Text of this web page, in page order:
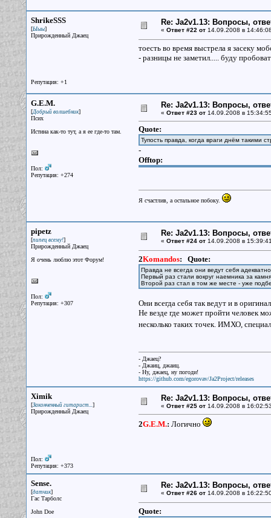
ShrikeSSS
[Ыыы]
Прирожденный Джаец
Репутация: +1
Re: Ja2v1.13: Вопросы,
« Ответ #22 от14.09.2008 в
тоесть во время выстрела я засеку
- разницы не заметил..... буду
G.E.M.
[Добрый волшебник]
Псих
Истина как-то тут, а я ее где-то там.
Пол:
Репутация: +274
Re: Ja2v1.13: Вопросы,
« Ответ #23 от14.09.2008 в
Quote:
Тупость правда, когда враги днём такими
-
Offtop:
Я счастлив, а остальное побоку.
pipetz
[пипец всему!]
Прирожденный Джаец
Я очень люблю этот Форум!
Пол:
Репутация: +307
Re: Ja2v1.13: Вопросы,
« Ответ #24 от14.09.2008 в
2Komandos: Quote:
Правда не всегда они ведут себя
Первый раз стали вокруг наемника за
Второй раз стал в том же месте - уже
Они всегда себя так ведут и в
Не везде где может пройти человек
несколько таких точек. ИМХО,
- Джаец?
- Джаиц, джаиц.
- Ну, джаец, ну погоди!
https://github.com/egorovav/Ja2Project/releases
Ximik
[Законченный гитарист...]
Прирожденный Джаец
Пол:
Репутация: +373
Re: Ja2v1.13: Вопросы,
« Ответ #25 от14.09.2008 в
2G.E.M.: Логично
Sense.
[датчик]
Гас Тарболс
John Doe
Re: Ja2v1.13: Вопросы,
« Ответ #26 от14.09.2008 в
Quote: